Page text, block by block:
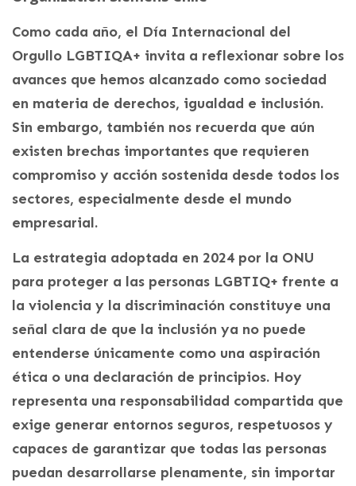
Como cada año, el Día Internacional del
Orgullo LGBTIQA+ invita a reflexionar sobre los
avances que hemos alcanzado como sociedad
en materia de derechos, igualdad e inclusión.
Sin embargo, también nos recuerda que aún
existen brechas importantes que requieren
compromiso y acción sostenida desde todos los
sectores, especialmente desde el mundo
empresarial.
La estrategia adoptada en 2024 por la ONU
para proteger a las personas LGBTIQ+ frente a
la violencia y la discriminación constituye una
señal clara de que la inclusión ya no puede
entenderse únicamente como una aspiración
ética o una declaración de principios. Hoy
representa una responsabilidad compartida que
exige generar entornos seguros, respetuosos y
capaces de garantizar que todas las personas
puedan desarrollarse plenamente, sin importar